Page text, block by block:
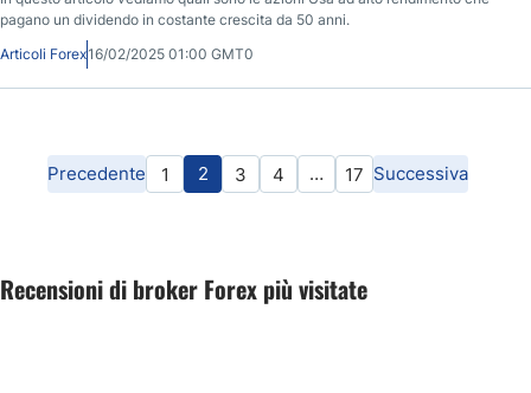
pagano un dividendo in costante crescita da 50 anni.
Articoli Forex16/02/2025 01:00 GMT0
Precedente 1 2 3 4 … 17 Successiva
Recensioni di broker Forex più visitate